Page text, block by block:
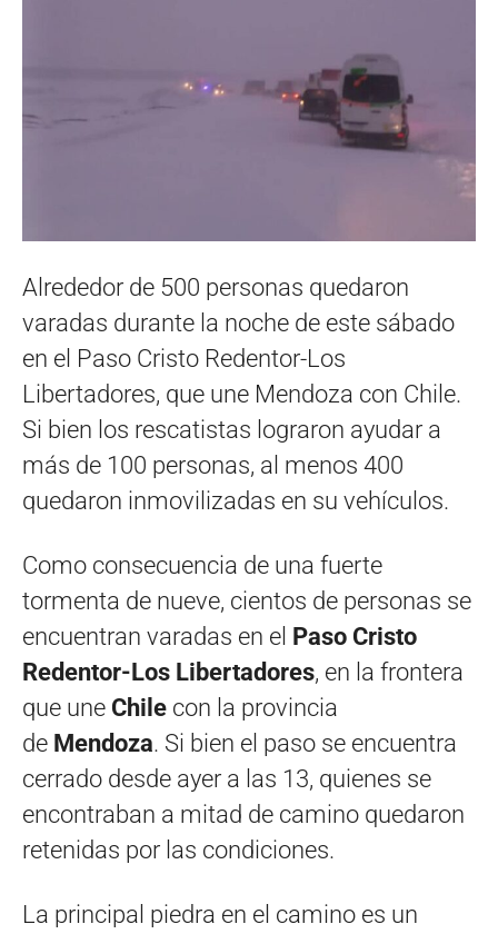
Alrededor de 500 personas quedaron
varadas durante la noche de este sábado
en el Paso Cristo Redentor-Los
Libertadores, que une Mendoza con Chile.
Si bien los rescatistas lograron ayudar a
más de 100 personas, al menos 400
quedaron inmovilizadas en su vehículos.
Como consecuencia de una fuerte
tormenta de nueve, cientos de personas se
encuentran varadas en el Paso Cristo
Redentor-Los Libertadores, en la frontera
que une Chile con la provincia
de Mendoza. Si bien el paso se encuentra
cerrado desde ayer a las 13, quienes se
encontraban a mitad de camino quedaron
retenidas por las condiciones.
La principal piedra en el camino es un